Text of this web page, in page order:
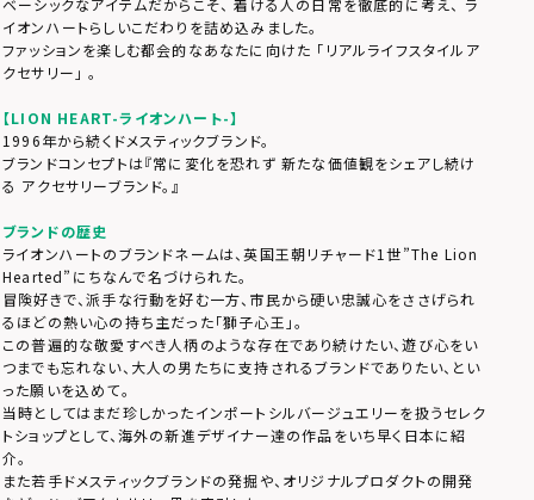
ベーシックなアイテムだからこそ、 着ける人の日常を徹底的に考え、 ラ
イオンハートらしいこだわりを詰め込みました。
ファッションを楽しむ都会的なあなたに向けた 「リアルライフスタイルア
クセサリー」 。
【LION HEART-ライオンハート-】
1996年から続くドメスティックブランド。
ブランドコンセプトは『常に変化を恐れず 新たな価値観をシェアし続け
る アクセサリーブランド。』
ブランドの歴史
ライオンハートのブランドネームは、英国王朝リチャード1世”The Lion
Hearted”にちなんで名づけられた。
冒険好きで、派手な行動を好む一方、市民から硬い忠誠心をささげられ
るほどの熱い心の持ち主だった「獅子心王」。
この普遍的な敬愛すべき人柄のような存在であり続けたい、遊び心をい
つまでも忘れない、大人の男たちに支持されるブランドでありたい、とい
った願いを込めて。
当時としてはまだ珍しかったインポートシルバージュエリーを扱うセレク
トショップとして、海外の新進デザイナー達の作品をいち早く日本に紹
介。
また若手ドメスティックブランドの発掘や、オリジナルプロダクトの開発